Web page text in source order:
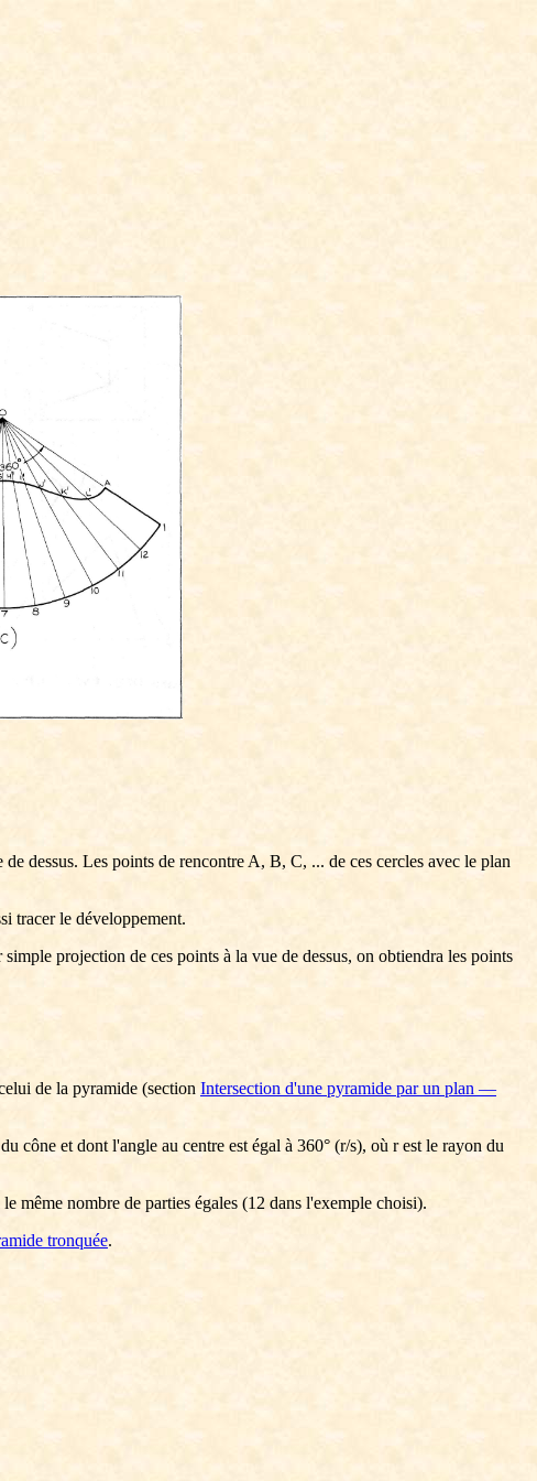
dessus. Les points de rencontre A, B, C, ... de ces cercles avec le plan
tracer le développement.
projection de ces points à la vue de dessus, on obtiendra les points
de la pyramide (section Intersection d'une pyramide par un plan —
cône et dont l'angle au centre est égal à 360° (r/s), où r est le rayon du
même nombre de parties égales (12 dans l'exemple choisi).
tronquée.